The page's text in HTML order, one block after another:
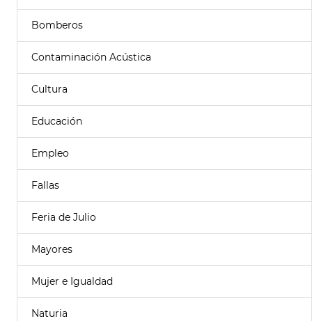
Bomberos
Contaminación Acústica
Cultura
Educación
Empleo
Fallas
Feria de Julio
Mayores
Mujer e Igualdad
Naturia